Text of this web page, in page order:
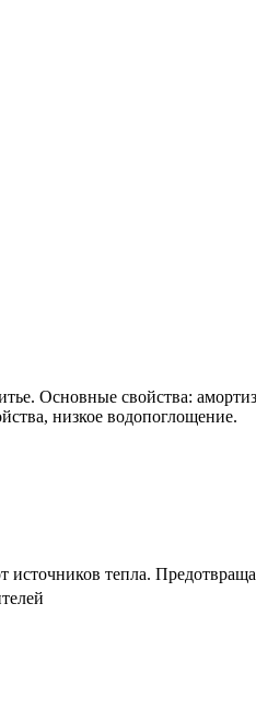
Основные свойства:
низкое водопоглощение.
тепла.